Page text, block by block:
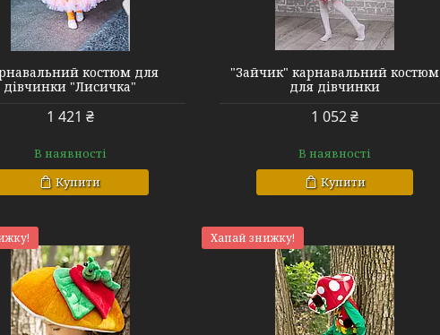
костюм для
дівчинки "Лисичка"
1 421 ₴
В наявності
Купити
"Зайчик" карнавальний костюм
для дівчинки
1 052 ₴
В наявності
Купити
Хапай знижку!